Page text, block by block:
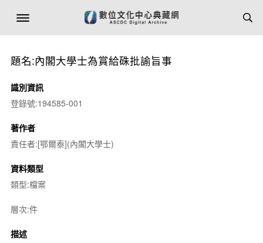
題名:內閣大學士為賞給硃批諭旨事
識別資訊
登錄號:194585-001
著作者
責任者:[鄂爾泰](內閣大學士)
資料類型
類型:檔案
層次:件
描述